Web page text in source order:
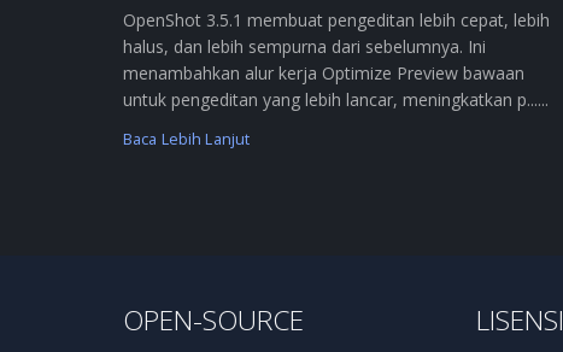
OpenShot 3.5.1 membuat pengeditan lebih cepat, lebih
halus, dan lebih sempurna dari sebelumnya. Ini
menambahkan alur kerja Optimize Preview bawaan
untuk pengeditan yang lebih lancar, meningkatkan p......
Baca Lebih Lanjut
OPEN-SOURCE LISENSI